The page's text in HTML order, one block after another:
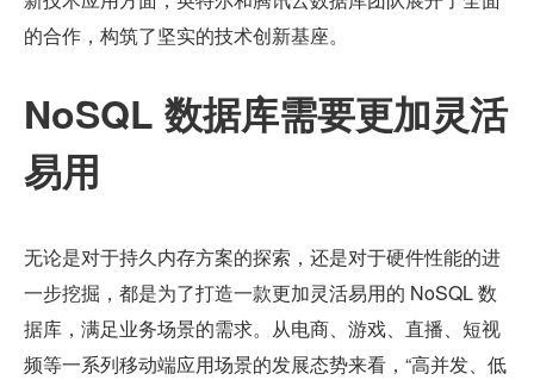
的合作，构筑了坚实的技术创新基座。
NoSQL 数据库需要更加灵活
易用
无论是对于持久内存方案的探索，还是对于硬件性能的进
一步挖掘，都是为了打造一款更加灵活易用的 NoSQL 数
据库，满足业务场景的需求。从电商、游戏、直播、短视
频等一系列移动端应用场景的发展态势来看，“高并发、低